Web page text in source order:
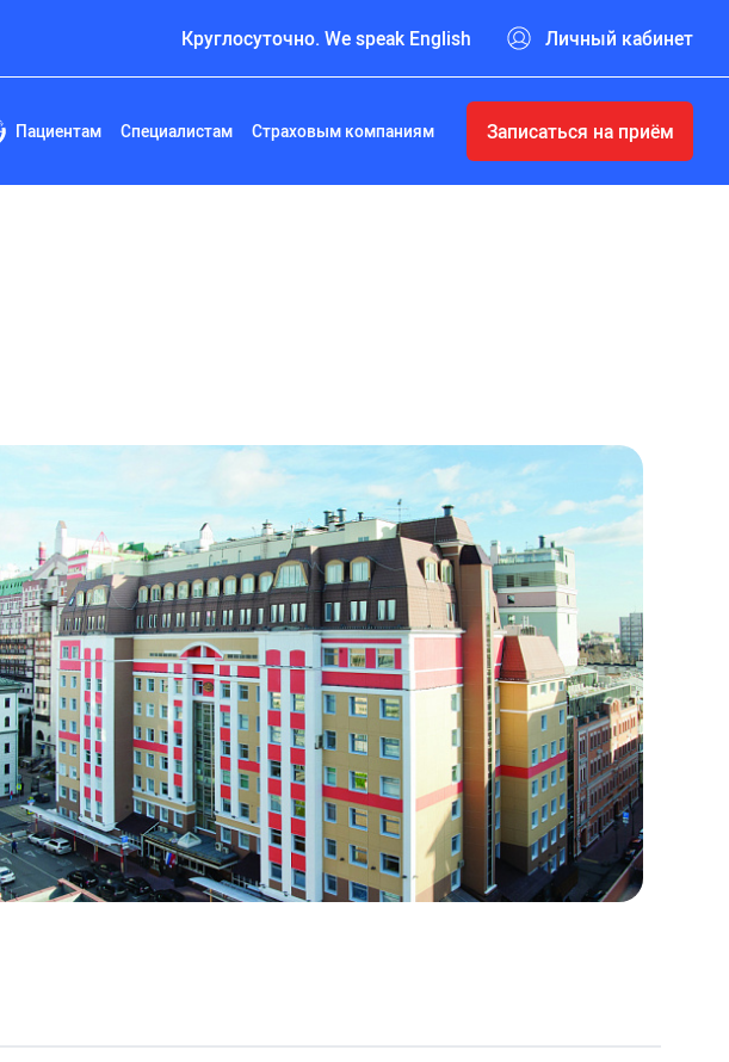
Круглосуточно. We speak English Личный кабинет
Пациентам Специалистам Страховым компаниям Записаться на приём